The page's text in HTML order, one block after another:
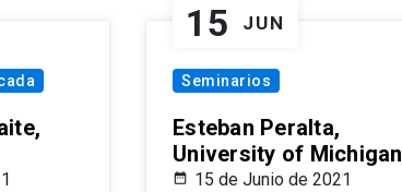
15 JUN
Seminarios
Esteban Peralta,
University of Michigan
15 de Junio de 2021